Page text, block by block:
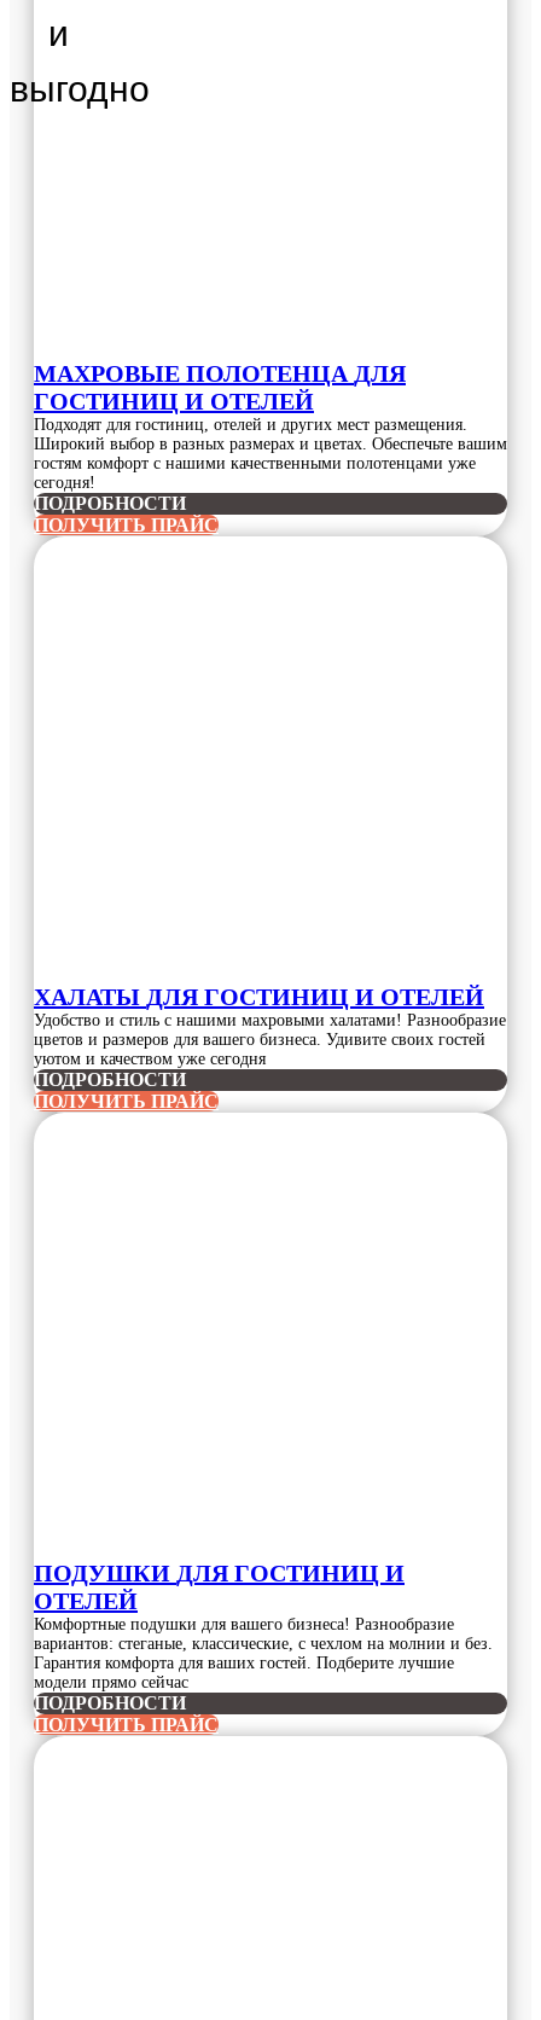
и
выгодно
МАХРОВЫЕ ПОЛОТЕНЦА ДЛЯ
ГОСТИНИЦ И ОТЕЛЕЙ
Подходят для гостиниц, отелей и других мест размещения.
Широкий выбор в разных размерах и цветах. Обеспечьте вашим
гостям комфорт с нашими качественными полотенцами уже
сегодня!
ПОДРОБНОСТИ
ПОЛУЧИТЬ ПРАЙС
ХАЛАТЫ ДЛЯ ГОСТИНИЦ И ОТЕЛЕЙ
Удобство и стиль с нашими махровыми халатами! Разнообразие
цветов и размеров для вашего бизнеса. Удивите своих гостей
уютом и качеством уже сегодня
ПОДРОБНОСТИ
ПОЛУЧИТЬ ПРАЙС
ПОДУШКИ ДЛЯ ГОСТИНИЦ И
ОТЕЛЕЙ
Комфортные подушки для вашего бизнеса! Разнообразие
вариантов: стеганые, классические, с чехлом на молнии и без.
Гарантия комфорта для ваших гостей. Подберите лучшие
модели прямо сейчас
ПОДРОБНОСТИ
ПОЛУЧИТЬ ПРАЙС